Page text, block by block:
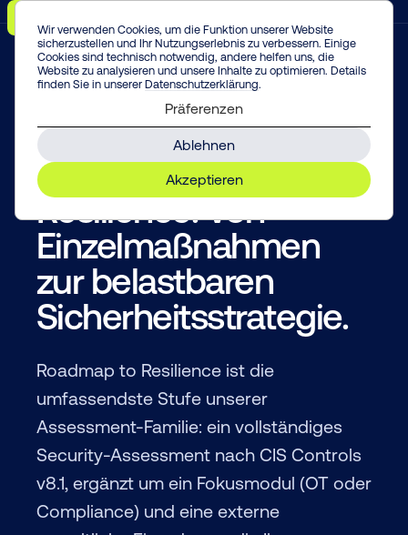
Wir verwenden Cookies, um die Funktion unserer Website
sicherzustellen und Ihr Nutzungserlebnis zu verbessern. Einige
Cookies sind technisch notwendig, andere helfen uns, die
Website zu analysieren und unsere Inhalte zu optimieren. Details
finden Sie in unserer Datenschutzerklärung.
Präferenzen
Ablehnen
Akzeptieren
Enter
Menü Vorfall melden!
ROADMAP TO RESILIENCE
Roadmap to
Resilience: Von
Einzelmaßnahmen
zur belastbaren
Sicherheitsstrategie.
Roadmap to Resilience ist die
umfassendste Stufe unserer
Assessment-Familie: ein vollständiges
Security-Assessment nach CIS Controls
v8.1, ergänzt um ein Fokusmodul (OT oder
Compliance) und eine externe